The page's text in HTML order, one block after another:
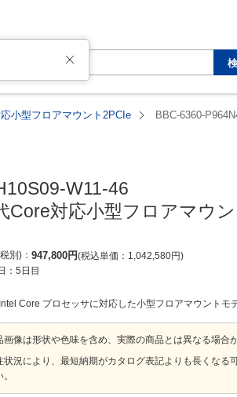
小型フロアマウント2PCIe BBC-6360-
W11-46
Core対応小型フロアマウ
別) 947,800円 税込単価 1,042,580円
： 5日目
Core プロセッサに対応した小型フロアマウントモデ
画像は形状や色味を含め、実際の商品とは異なる場合
状況により、最短納期がカタログ表記よりも長くな